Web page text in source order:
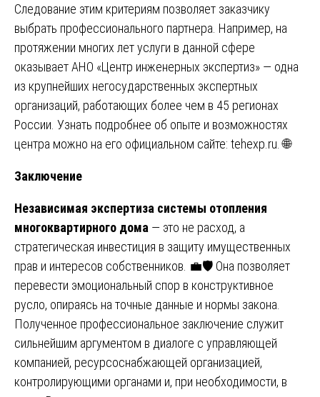
Следование этим критериям позволяет заказчику
выбрать профессионального партнера. Например, на
протяжении многих лет услуги в данной сфере
оказывает АНО «Центр инженерных экспертиз» — одна
из крупнейших негосударственных экспертных
организаций, работающих более чем в 45 регионах
России. Узнать подробнее об опыте и возможностях
центра можно на его официальном сайте: tehexp.ru . 🌐
Заключение
Независимая экспертиза системы отопления
многоквартирного дома — это не расход, а
стратегическая инвестиция в защиту имущественных
прав и интересов собственников. 💼🛡️ Она позволяет
перевести эмоциональный спор в конструктивное
русло, опираясь на точные данные и нормы закона.
Полученное профессиональное заключение служит
сильнейшим аргументом в диалоге с управляющей
компанией, ресурсоснабжающей организацией,
контролирующими органами и, при необходимости, в